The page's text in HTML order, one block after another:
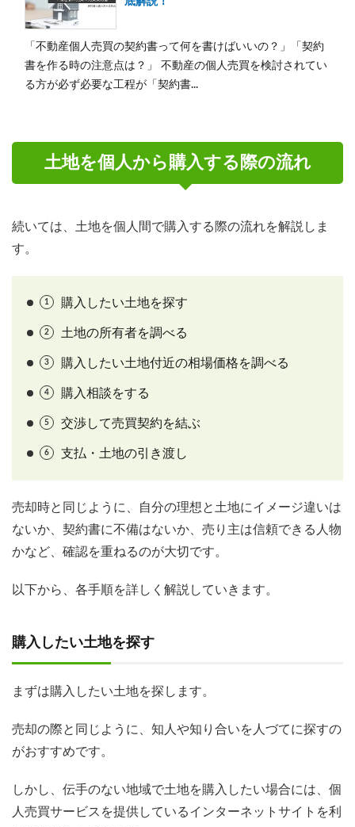
「不動産個人売買の契約書って何を書けばいいの？」「契約
書を作る時の注意点は？」 不動産の個人売買を検討されてい
る方が必ず必要な工程が「契約書...
土地を個人から購入する際の流れ
続いては、土地を個人間で購入する際の流れを解説しま
す。
購入したい土地を探す
土地の所有者を調べる
購入したい土地付近の相場価格を調べる
購入相談をする
交渉して売買契約を結ぶ
支払・土地の引き渡し
売却時と同じように、自分の理想と土地にイメージ違いは
ないか、契約書に不備はないか、売り主は信頼できる人物
かなど、確認を重ねるのが大切です。
以下から、各手順を詳しく解説していきます。
購入したい土地を探す
まずは購入したい土地を探します。
売却の際と同じように、知人や知り合いを人づてに探すの
がおすすめです。
しかし、伝手のない地域で土地を購入したい場合には、個
人売買サービスを提供しているインターネットサイトを利